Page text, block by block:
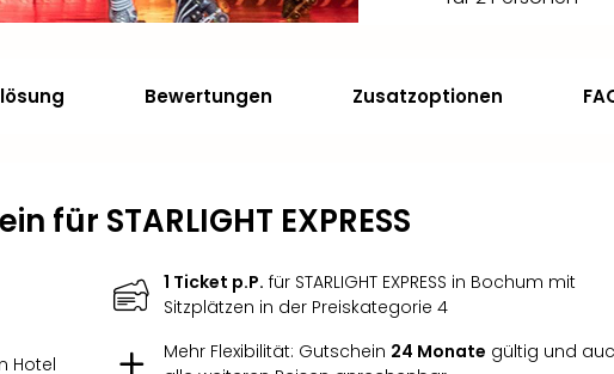
Bewertungen Zusatzoptionen
für STARLIGHT EXPRESS
1 Ticket p.P. für STARLIGHT EXPRESS in Bochum mit
Sitzplätzen in der Preiskategorie 4
Hotel
Mehr Flexibilität: Gutschein 24 Monate gültig und